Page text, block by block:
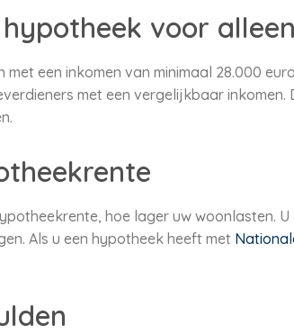
voor
met een inkomen van minimaal 28.000
met een vergelijkbaar
hoe lager uw woonlasten.
Als u een hypotheek heeft met